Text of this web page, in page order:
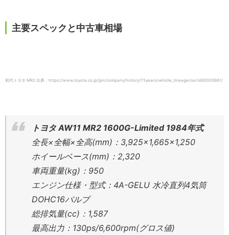
主要スペックと中古車相場
初代トヨタ MR2 出典：https://www.toyota.co.jp/jpn/company/history/75years/vehicle_lineage/car/id60000661/
トヨタ AW11 MR2 1600G-Limited 1984年式
全長×全幅×全高(mm)：3,925×1,665×1,250
ホイールベース(mm)：2,320
車両重量(kg)：950
エンジン仕様・型式：4A-GELU 水冷直列4気筒
DOHC16バルブ
総排気量(cc)：1,587
最高出力：130ps/6,600rpm(グロス値)